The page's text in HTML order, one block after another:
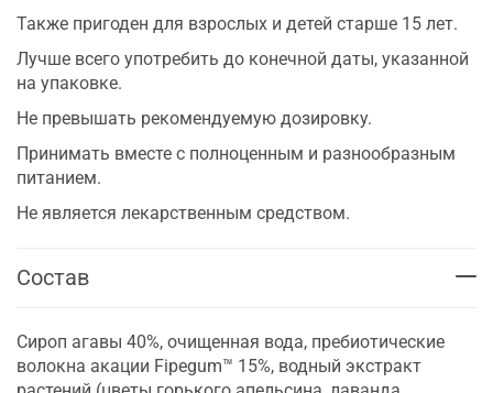
Также пригоден для взрослых и детей старше 15 лет.
Лучше всего употребить до конечной даты, указанной
на упаковке.
Не превышать рекомендуемую дозировку.
Принимать вместе с полноценным и разнообразным
питанием.
Не является лекарственным средством.
Состав
Сироп агавы 40%, очищенная вода, пребиотические
волокна акации Fipegum™ 15%, водный экстракт